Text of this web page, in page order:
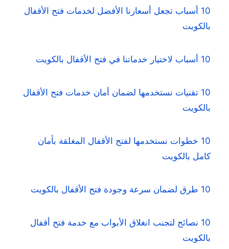
10 أسباب تجعل أسعارنا الأفضل لخدمات فتح الأقفال
بالكويت
10 أسباب لاختيار خدماتنا في فتح الأقفال بالكويت
10 تقنيات نستخدمها لضمان أمان خدمات فتح الأقفال
بالكويت
10 خطوات نستخدمها لفتح الأقفال المغلقة بأمان
كامل بالكويت
10 طرق لضمان سرعة وجودة فتح الأقفال بالكويت
10 نصائح لتجنب انغلاق الأبواب مع خدمة فتح أقفال
بالكويت